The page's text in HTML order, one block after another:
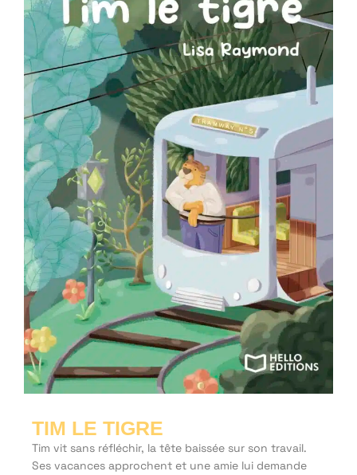
TIM LE TIGRE
Tim vit sans réfléchir, la tête baissée sur son travail.
Ses vacances approchent et une amie lui demande